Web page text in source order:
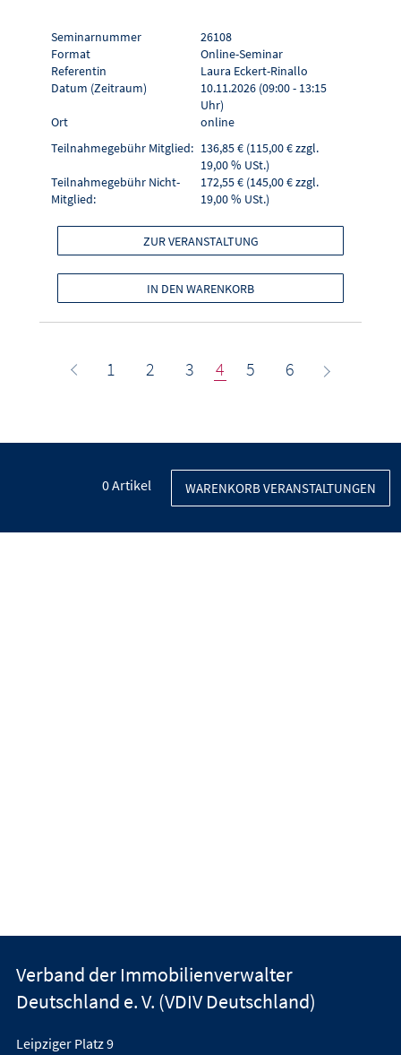
Seminarnummer
26108
Format
Online-Seminar
Referentin
Laura Eckert-Rinallo
Datum (Zeitraum)
10.11.2026 (09:00 - 13:15
Uhr)
Ort
online
Teilnahmegebühr Mitglied: 136,85 € (115,00 € zzgl.
19,00 % USt.)
Teilnahmegebühr Nicht-
Mitglied:
172,55 € (145,00 € zzgl.
19,00 % USt.)
ZUR VERANSTALTUNG
IN DEN WARENKORB
1 2 3 4 5 6
0Artikel WARENKORB VERANSTALTUNGEN
Verband der Immobilienverwalter
Deutschland e. V. (VDIV Deutschland)
Leipziger Platz 9